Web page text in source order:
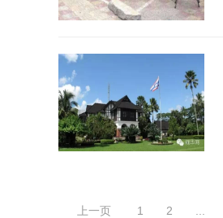
上一页 1 2